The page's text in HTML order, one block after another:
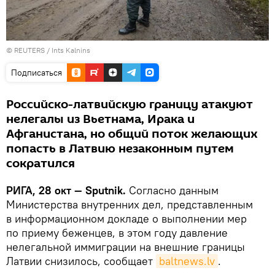
© REUTERS / Ints Kalnins
Подписаться
Российско-латвийскую границу атакуют
нелегалы из Вьетнама, Ирака и
Афганистана, но общий поток желающих
попасть в Латвию незаконным путем
сократился
РИГА, 28 окт — Sputnik. Согласно данным
Министерства внутренних дел, представленным
в информационном докладе о выполнении мер
по приему беженцев, в этом году давление
нелегальной иммиграции на внешние границы
Латвии снизилось, сообщает baltnews.lv .